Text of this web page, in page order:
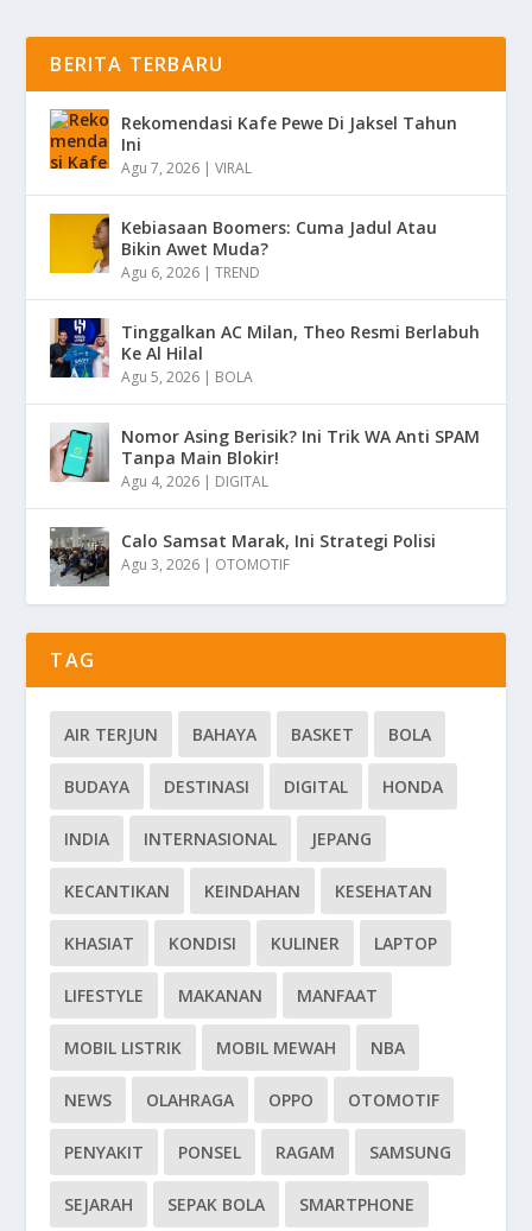
BERITA TERBARU
Rekomendasi Kafe Pewe Di Jaksel Tahun
Ini
Agu 7, 2026 |VIRAL
Kebiasaan Boomers: Cuma Jadul Atau
Bikin Awet Muda?
Agu 6, 2026 |TREND
Tinggalkan AC Milan, Theo Resmi Berlabuh
Ke Al Hilal
Agu 5, 2026 | BOLA
Nomor Asing Berisik? Ini Trik WA Anti SPAM
Tanpa Main Blokir!
Agu 4, 2026 | DIGITAL
Calo Samsat Marak, Ini Strategi Polisi
Agu 3, 2026 | OTOMOTIF
TAG
AIR TERJUN BAHAYA BASKET BOLA
BUDAYA DESTINASI DIGITAL HONDA
INDIA INTERNASIONAL JEPANG
KECANTIKAN KEINDAHAN KESEHATAN
KHASIAT KONDISI KULINER LAPTOP
LIFESTYLE MAKANAN MANFAAT
MOBIL LISTRIK MOBIL MEWAH NBA
NEWS OLAHRAGA OPPO OTOMOTIF
PENYAKIT PONSEL RAGAM SAMSUNG
SEJARAH SEPAK BOLA SMARTPHONE